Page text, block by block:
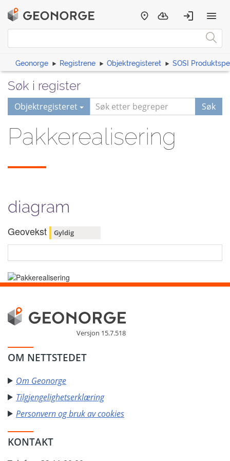
Geonorge Registrene Objektregisteret SOSI
Søk i register
Objektregisteret Søk
Pakkerealisering
diagram
Geovekst Gyldig